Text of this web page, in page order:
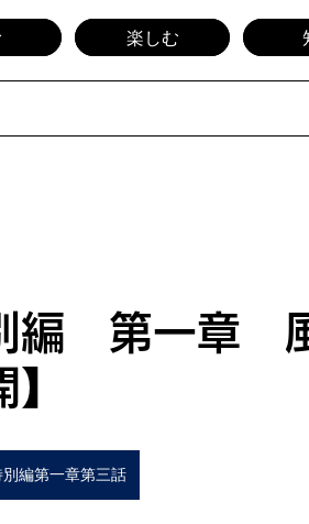
楽しむ
別編 第一章
別編第一章第三話